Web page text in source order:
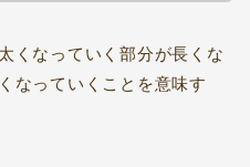
くなっていく部分が長くな
なっていくことを意味す